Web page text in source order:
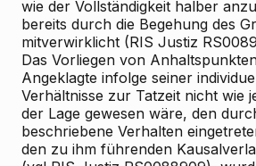
wie der Vollständigkeit halber
bereits durch die Begehung des
mitverwirklicht (RIS Justiz
Das Vorliegen von
Angeklagte infolge seiner
Verhältnisse zur Tatzeit nicht wie
der Lage gewesen wäre, den
beschriebene Verhalten
den zu ihm führenden